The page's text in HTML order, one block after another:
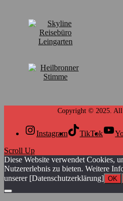
Instagram TikTok
Scroll Up
Diese Website verwendet Cookies,
Nutzererlebnis zu bieten. Weitere
unserer [Datenschutzerklärung] OK